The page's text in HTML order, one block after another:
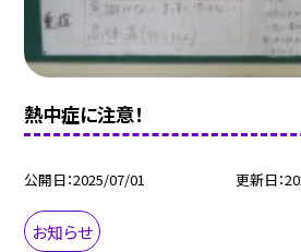
熱中症に注意！
公開日 2025/07/01 更新日
お知らせ